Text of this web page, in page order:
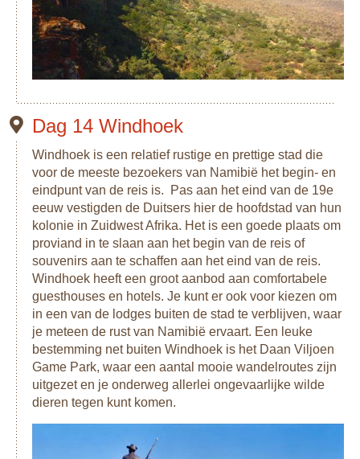
Dag 14 Windhoek
Windhoek is een relatief rustige en prettige stad die
voor de meeste bezoekers van Namibië het begin- en
eindpunt van de reis is. Pas aan het eind van de 19e
eeuw vestigden de Duitsers hier de hoofdstad van hun
kolonie in Zuidwest Afrika. Het is een goede plaats om
proviand in te slaan aan het begin van de reis of
souvenirs aan te schaffen aan het eind van de reis.
Windhoek heeft een groot aanbod aan comfortabele
guesthouses en hotels. Je kunt er ook voor kiezen om
in een van de lodges buiten de stad te verblijven, waar
je meteen de rust van Namibië ervaart. Een leuke
bestemming net buiten Windhoek is het Daan Viljoen
Game Park, waar een aantal mooie wandelroutes zijn
uitgezet en je onderweg allerlei ongevaarlijke wilde
dieren tegen kunt komen.